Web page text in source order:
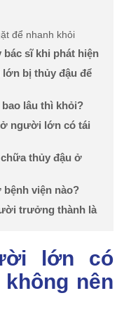
để nhanh khỏi
bác sĩ khi phát hiện
bị thủy đậu để
lâu thì khỏi?
người lớn có tái
chữa thủy đậu ở
viện nào?
trưởng thành là
lớn có
nên